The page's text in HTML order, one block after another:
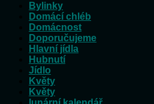
Bylinky
Domácí chléb
Domácnost
Doporučujeme
Hlavní jídla
Hubnutí
Jídlo
Květy
Květy